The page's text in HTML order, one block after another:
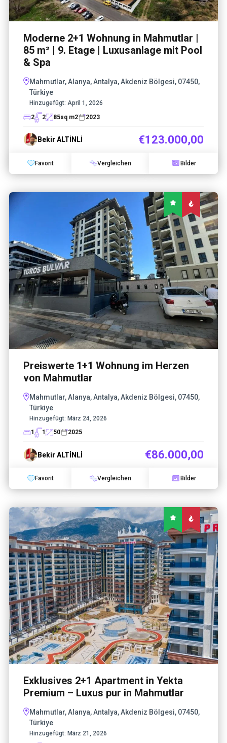
Moderne 2+1 Wohnung in Mahmutlar |
85 m² | 9. Etage | Luxusanlage mit Pool
& Spa
Mahmutlar, Alanya, Antalya, Akdeniz Bölgesi, 07450,
Türkiye
Hinzugefügt: April 1, 2026
2
2 85sq m2 2023
Bekir ALTİNLİ €123.000,00
Favorit Vergleichen Bilder
Preiswerte 1+1 Wohnung im Herzen
von Mahmutlar
Mahmutlar, Alanya, Antalya, Akdeniz Bölgesi, 07450,
Türkiye
Hinzugefügt: März 24, 2026
1
1 50 2025
Bekir ALTİNLİ €86.000,00
Favorit Vergleichen Bilder
Exklusives 2+1 Apartment in Yekta
Premium – Luxus pur in Mahmutlar
Mahmutlar, Alanya, Antalya, Akdeniz Bölgesi, 07450,
Türkiye
Hinzugefügt: März 21, 2026